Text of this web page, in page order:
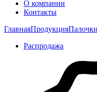
О компании
Контакты
ГлавнаяПродукцияПалочки
Распродажа